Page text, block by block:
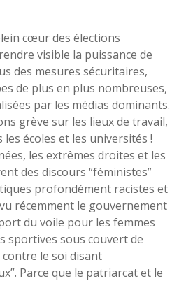
cœur des élections
visible la puissance de
des mesures sécuritaires,
de plus en plus nombreuses,
par les médias dominants.
grève sur les lieux de travail,
écoles et les universités !
les extrêmes droites et les
des discours “féministes”
profondément racistes et
récemment le gouvernement
du voile pour les femmes
sportives sous couvert de
le soi disant
Parce que le patriarcat et le